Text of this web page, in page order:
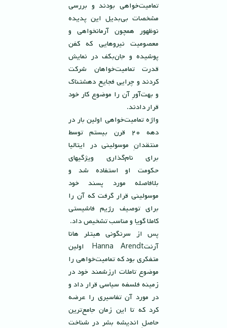
تماميت‌خواهى بودند و بررسى
مشخصات بی‌بدیل اين پديده
نوظهور همچون آرمانخواهى و
معصوميت نيروهايى كه كفن
پوشيده و جان‌بكف در نمايش
قدرت تماميت‌خواهان شركت
كردند و چرايى فجايع دهشتناك
و بهت‌آورِ آن را موضوع كار خود
قرار دادند.
واژه تماميت‌خواهى اولين بار در
دهه ٢٠ قرن بيستم توسط
منتقدانِ موسولينى در ايتاليا
براى نام‌گذارى ويژگيهاى
حكومت او استفاده شد و
بلافاصله مورد پسند خود
موسولينى قرار گرفت که آن را
براى توصيف رژيم فاشيستى
كاملا گويا و مناسب تشخيص داد.
پس از سرنگونى هيتلر هانا
آرنتHanna Arendt اولين
متفكرى بود كه تماميت‌خواهى را
موضوع تاملات ارزشمند خود در
زمينه فلسفه سياسى قرار داد و
در مورد آن تفاسيرى را عرضه
كرد كه تا اين زمان جامع‌ترين
حاصلِ انديشه بشر در شناخت